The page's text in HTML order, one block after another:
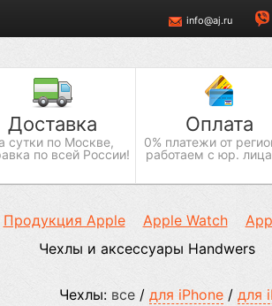
info@aj.ru
Доставка
сутки по Москве,
по всей России!
Оплата
0% платежи от
работаем с юр.
Продукция Apple Apple Watch
Чехлы и аксессуары Handwers
Чехлы: все / для iPhone / для